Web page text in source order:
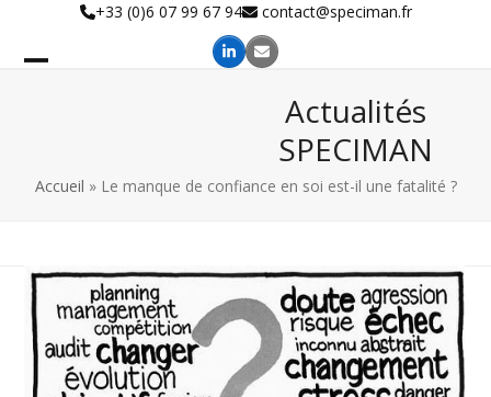
content
+33 (0)6 07 99 67 94 contact@speciman.fr
Actualités
SPECIMAN
Accueil » Le manque de confiance en soi est-il une fatalité ?